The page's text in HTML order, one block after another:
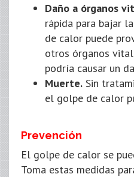
Daño a órganos
rápida para bajar
de calor puede
otros órganos
podría causar un
Muerte. Sin
el golpe de calor
Prevención
El golpe de calor se
Toma estas medidas